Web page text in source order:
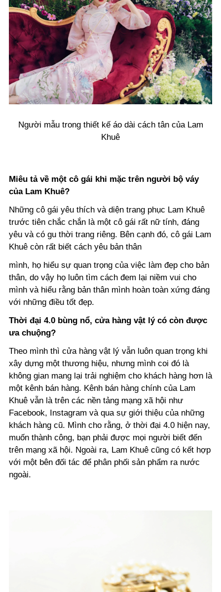
Người mẫu trong thiết kế áo dài cách tân của Lam
Khuê
Miêu tả về một cô gái khi mặc trên người bộ váy
của Lam Khuê?
Những cô gái yêu thích và diện trang phục Lam Khuê
trước tiên chắc chắn là một cô gái rất nữ tính, đáng
yêu và có gu thời trang riêng. Bên cạnh đó, cô gái Lam
Khuê còn rất biết cách yêu bản thân
mình, họ hiểu sự quan trọng của việc làm đẹp cho bản
thân, do vậy họ luôn tìm cách đem lại niềm vui cho
mình và hiểu rằng bản thân mình hoàn toàn xứng đáng
với những điều tốt đẹp.
Thời đại 4.0 bùng nổ, cửa hàng vật lý có còn được
ưa chuộng?
Theo mình thì cửa hàng vật lý vẫn luôn quan trọng khi
xây dựng một thương hiệu, nhưng mình coi đó là
không gian mang lại trải nghiệm cho khách hàng hơn là
một kênh bán hàng. Kênh bán hàng chính của Lam
Khuê vẫn là trên các nền tảng mạng xã hội như
Facebook, Instagram và qua sự giới thiệu của những
khách hàng cũ. Mình cho rằng, ở thời đại 4.0 hiện nay,
muốn thành công, bạn phải được mọi người biết đến
trên mạng xã hội. Ngoài ra, Lam Khuê cũng có kết hợp
với một bên đối tác để phân phối sản phẩm ra nước
ngoài.